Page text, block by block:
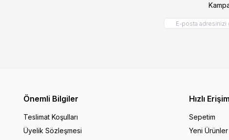
Önemli Bilgiler
Teslimat Koşulları
Üyelik Sözleşmesi
Hızlı Erişim
Sepetim
Yeni Ürünler